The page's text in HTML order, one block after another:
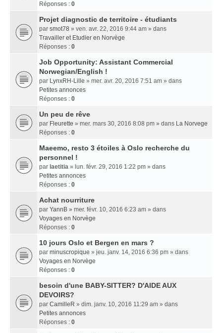
Réponses : 0
Projet diagnostic de territoire - étudiants
par smot78 » ven. avr. 22, 2016 9:44 am » dans
Travailler et Etudier en Norvège
Réponses : 0
Job Opportunity: Assistant Commercial
Norwegian/English !
par LynxRH-Lille » mer. avr. 20, 2016 7:51 am » dans
Petites annonces
Réponses : 0
Un peu de rêve
par Fleurette » mer. mars 30, 2016 8:08 pm » dans La Norvege
Réponses : 0
Maeemo, resto 3 étoiles à Oslo recherche du
personnel !
par laetitia » lun. févr. 29, 2016 1:22 pm » dans
Petites annonces
Réponses : 0
Achat nourriture
par YannB » mer. févr. 10, 2016 6:23 am » dans
Voyages en Norvège
Réponses : 0
10 jours Oslo et Bergen en mars ?
par minuscropique » jeu. janv. 14, 2016 6:36 pm » dans
Voyages en Norvège
Réponses : 0
besoin d'une BABY-SITTER? D'AIDE AUX
DEVOIRS?
par CamilleR » dim. janv. 10, 2016 11:29 am » dans
Petites annonces
Réponses : 0